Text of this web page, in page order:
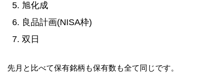
旭化成
良品計画(NISA枠)
双日
先月と比べて保有銘柄も保有数も全て同じです。